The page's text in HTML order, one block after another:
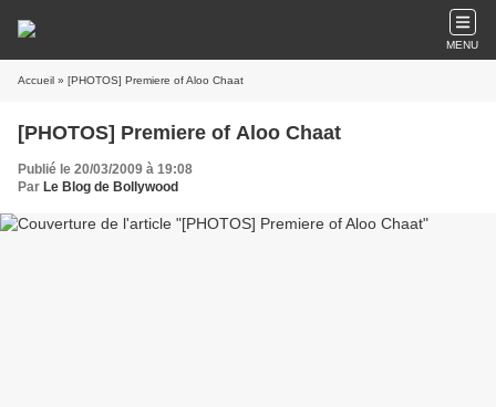
MENU
Accueil » [PHOTOS] Premiere of Aloo Chaat
[PHOTOS] Premiere of Aloo Chaat
Publié le 20/03/2009 à 19:08
Par Le Blog de Bollywood